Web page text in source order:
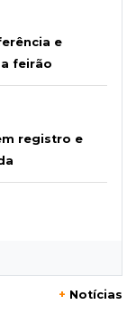
e
feirão
registro e
+ Notícias